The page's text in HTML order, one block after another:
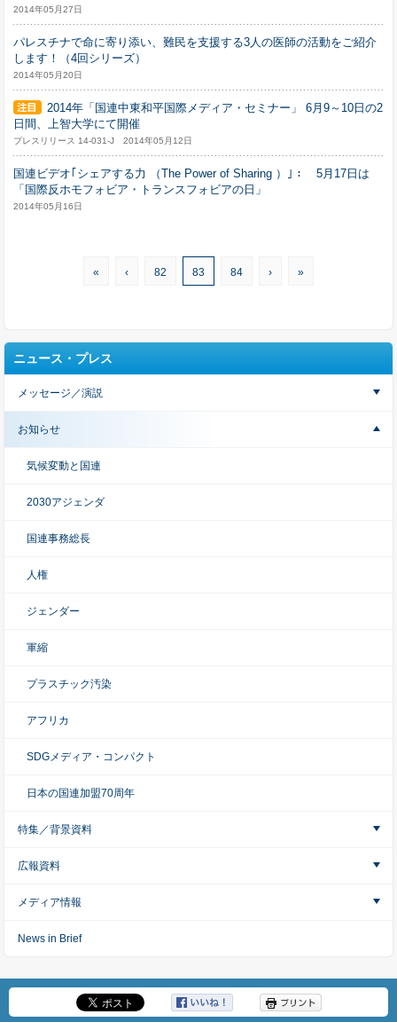
2014年05月27日
パレスチナで命に寄り添い、難民を支援する3人の医師の活動をご紹介
します！（4回シリーズ）
2014年05月20日
2014年「国連中東和平国際メディア・セミナー」 6月9～10日の2
日間、上智大学にて開催
プレスリリース 14-031-J 2014年05月12日
国連ビデオ｢シェアする力 （The Power of Sharing ）｣： 5月17日は
「国際反ホモフォビア・トランスフォビアの日」
2014年05月16日
« ‹ 82 83 84 › »
ニュース・プレス
メッセージ／演説
お知らせ
気候変動と国連
2030アジェンダ
国連事務総長
人権
ジェンダー
軍縮
プラスチック汚染
アフリカ
SDGメディア・コンパクト
日本の国連加盟70周年
特集／背景資料
広報資料
メディア情報
News in Brief